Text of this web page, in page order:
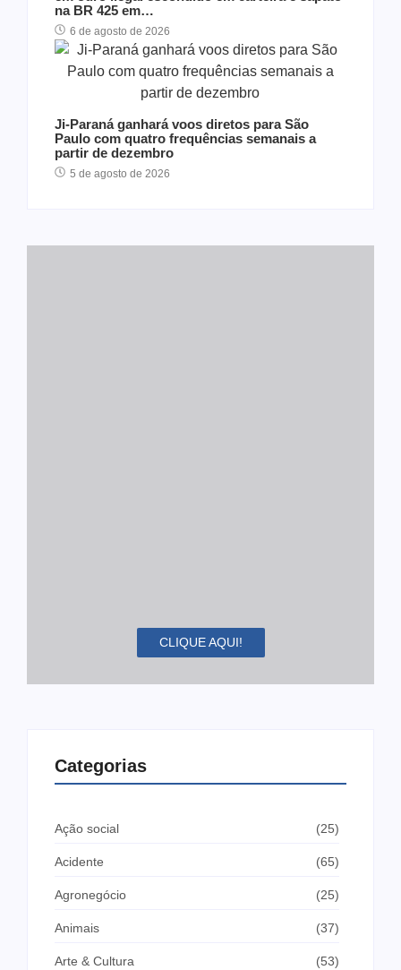
na BR 425 em…
6 de agosto de 2026
Ji-Paraná ganhará voos diretos para São
Paulo com quatro frequências semanais a
partir de dezembro
5 de agosto de 2026
CLIQUE AQUI!
Categorias
Ação social (25)
Acidente (65)
Agronegócio (25)
Animais (37)
Arte & Cultura (53)